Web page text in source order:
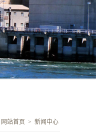
网站首页 > 新闻中心